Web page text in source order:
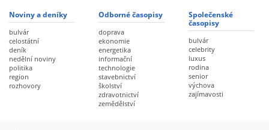
Noviny a deníky
bulvár
celostátní
deník
nedělní noviny
politika
region
rozhovory
Odborné časopisy
doprava
ekonomie
energetika
informační
technologie
stavebnictví
školství
zdravotnictví
zemědělství
Společenské
časopisy
bulvár
celebrity
luxus
rodina
senior
výchova
zajímavosti